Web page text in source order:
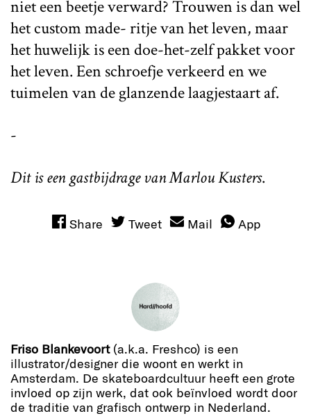
niet een beetje verward? Trouwen is dan wel
het custom made- ritje van het leven, maar
het huwelijk is een doe-het-zelf pakket voor
het leven. Een schroefje verkeerd en we
tuimelen van de glanzende laagjestaart af.
-
Dit is een gastbijdrage van Marlou Kusters.
Share Tweet Mail App
Friso Blankevoort(a.k.a. Freshco) is een
illustrator/designer die woont en werkt in
Amsterdam. De skateboardcultuur heeft een grote
invloed op zijn werk, dat ook beïnvloed wordt door
de traditie van grafisch ontwerp in Nederland.